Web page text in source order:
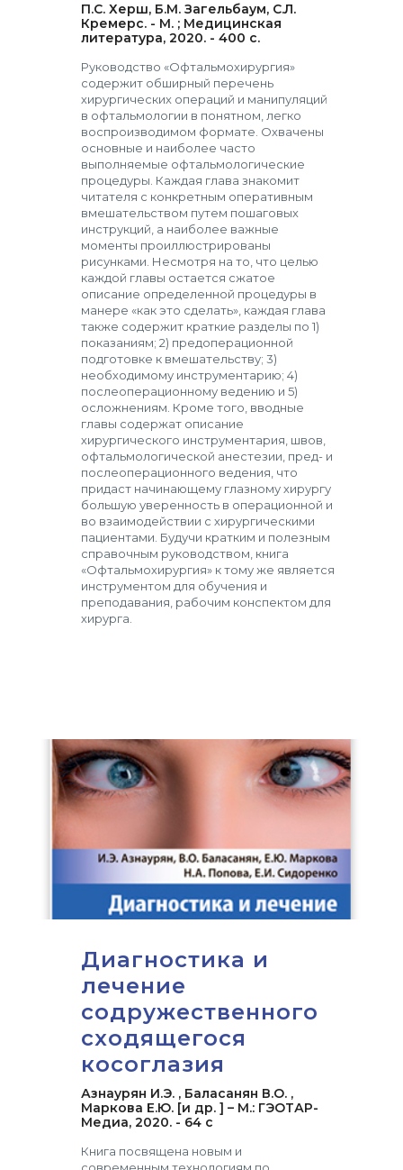
П.С. Херш, Б.М. Загельбаум, С.Л.
Кремерс. - М. ; Медицинская
литература, 2020. - 400 с.
Руководство «Офтальмохирургия»
содержит обширный перечень
хирургических операций и манипуляций
в офтальмологии в понятном, легко
воспроизводимом формате. Охвачены
основные и наиболее часто
выполняемые офтальмологические
процедуры. Каждая глава знакомит
читателя с конкретным оперативным
вмешательством путем пошаговых
инструкций, а наиболее важные
моменты проиллюстрированы
рисунками. Несмотря на то, что целью
каждой главы остается сжатое
описание определенной процедуры в
манере «как это сделать», каждая глава
также содержит краткие разделы по 1)
показаниям; 2) предоперационной
подготовке к вмешательству; 3)
необходимому инструментарию; 4)
послеоперационному ведению и 5)
осложнениям. Кроме того, вводные
главы содержат описание
хирургического инструментария, швов,
офтальмологической анестезии, пред- и
послеоперационного ведения, что
придаст начинающему глазному хирургу
большую уверенность в операционной и
во взаимодействии с хирургическими
пациентами. Будучи кратким и полезным
справочным руководством, книга
«Офтальмохирургия» к тому же является
инструментом для обучения и
преподавания, рабочим конспектом для
хирурга.
Диагностика и
лечение
содружественного
сходящегося
косоглазия
Азнаурян И.Э. , Баласанян В.О. ,
Маркова Е.Ю. [и др. ] – М.: ГЭОТАР-
Медиа, 2020. - 64 с
Книга посвящена новым и